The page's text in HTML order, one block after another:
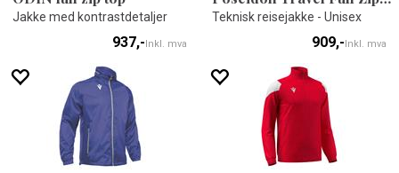
Jakke med kontrastdetaljer
937,-Inkl. mva
Teknisk reisejakke - Unisex
909,-Inkl. mva